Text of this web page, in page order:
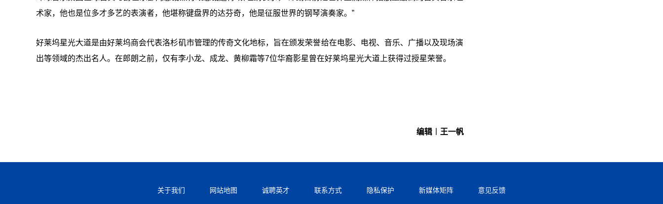
术家，他也是位多才多艺的表演者，他堪称键盘界的达芬奇，他是征服世界的钢琴演奏家。”
好莱坞星光大道是由好莱坞商会代表洛杉矶市管理的传奇文化地标，旨在颁发荣誉给在电影、电视、音乐、广播以及现场演
出等领域的杰出名人。在郎朗之前，仅有李小龙、成龙、黄柳霜等7位华裔影星曾在好莱坞星光大道上获得过授星荣誉。
编辑︱王一帆
关于我们 网站地图 诚聘英才 联系方式 隐私保护 新媒体矩阵 意见反馈